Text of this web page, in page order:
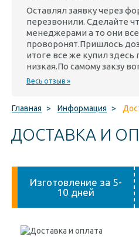
Оставлял заявку через
перезвонили. Сделайте
менеджерами а то они
проворонят.Пришлось
итоге все же купил здесь
низкая.По самому закзу
Весь отзыв »
Главная > Информация >
ДОСТАВКА И
Изготовление за 5-
10 дней